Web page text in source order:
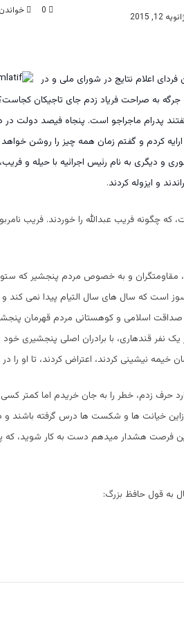
12, 2015
0 خواندن این
اعلام نتایج در شورای ملی و در
جرگه به صراحت فریاد زدم جای تاجیکان
پدرام ماجراجو است. پنجاه فیصد دولت
ارایه کردم و گفتم زمان همه چیز را روشن
و دیگری به نام رئیس اجرائیه با حیله و
و ایزوله کردند.
چگونه فریب عبدالله را خوردند. فریب
مقاومتگران و به خصوص مردم پنجشیر که
است که سال های سال التیام پیدا نمی کند و
اسلامی و کوهستانی مردم قهرمان
نفر قندهاری، با برادران اصلی پنجشیری
خیمه نیشینی کردند، اعتراض کردند، تا او را
حرف زدم، خطر را به جان خریدم اما کمتر
ازاین خیانت ها و شکست ها درس گرفته باشند و
فرصت هشدار میدهم دست به کار شوید، که
به قول حافظ بزرگ: